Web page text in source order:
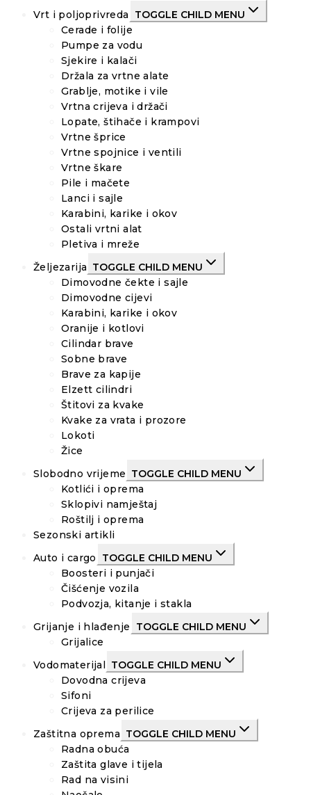
Vrt i poljoprivreda
TOGGLE CHILD MENU
Cerade i folije
Pumpe za vodu
Sjekire i kalači
Držala za vrtne alate
Grablje, motike i vile
Vrtna crijeva i držači
Lopate, štihače i krampovi
Vrtne šprice
Vrtne spojnice i ventili
Vrtne škare
Pile i mačete
Lanci i sajle
Karabini, karike i okov
Ostali vrtni alat
Pletiva i mreže
Željezarija TOGGLE CHILD MENU
Dimovodne čekte i sajle
Dimovodne cijevi
Karabini, karike i okov
Oranije i kotlovi
Cilindar brave
Sobne brave
Brave za kapije
Elzett cilindri
Štitovi za kvake
Kvake za vrata i prozore
Lokoti
Žice
Slobodno vrijeme TOGGLE CHILD MENU
Kotlići i oprema
Sklopivi namještaj
Roštilj i oprema
Sezonski artikli
Auto i cargo
TOGGLE CHILD MENU
Boosteri i punjači
Čišćenje vozila
Podvozja, kitanje i stakla
Grijanje i hlađenje
TOGGLE CHILD MENU
Grijalice
Vodomaterijal TOGGLE CHILD MENU
Dovodna crijeva
Sifoni
Crijeva za perilice
Zaštitna oprema TOGGLE CHILD MENU
Radna obuća
Zaštita glave i tijela
Rad na visini